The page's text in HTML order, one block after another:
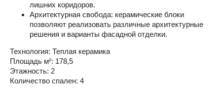
лишних коридоров.
Архитектурная свобода: керамические блоки
позволяют реализовать различные архитектурные
решения и варианты фасадной отделки.
Технология: Теплая керамика
Площадь м²: 178,5
Этажность: 2
Количество спален: 4